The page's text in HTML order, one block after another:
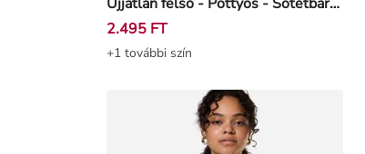
2.495 FT
+1 további szín